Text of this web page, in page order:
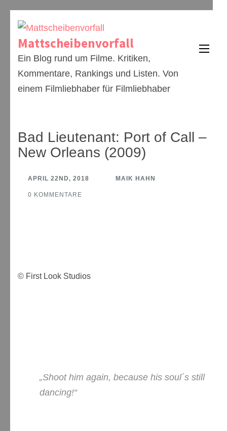
springen
(Enter
drücken)
Mattscheibenvorfall
Ein Blog rund um Filme. Kritiken,
Kommentare, Rankings und Listen. Von
einem Filmliebhaber für Filmliebhaber
Bad Lieutenant: Port of Call –
New Orleans (2009)
APRIL 22ND, 2018 MAIK HAHN
0 KOMMENTARE
© First Look Studios
„Shoot him again, because his soul´s still
dancing!“